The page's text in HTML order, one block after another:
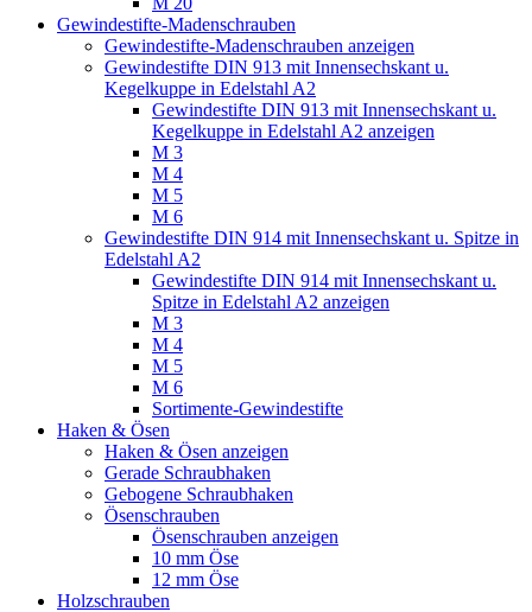
Gewindestifte-Madenschrauben
Gewindestifte-Madenschrauben anzeigen
Gewindestifte DIN 913 mit Innensechskant u.
Kegelkuppe in Edelstahl A2
Gewindestifte DIN 913 mit Innensechskant u.
Kegelkuppe in Edelstahl A2 anzeigen
M 3
M 4
M 5
M 6
Gewindestifte DIN 914 mit Innensechskant u. Spitze in
Edelstahl A2
Gewindestifte DIN 914 mit Innensechskant u.
Spitze in Edelstahl A2 anzeigen
M 3
M 4
M 5
M 6
Sortimente-Gewindestifte
Haken & Ösen
Haken & Ösen anzeigen
Gerade Schraubhaken
Gebogene Schraubhaken
Ösenschrauben
Ösenschrauben anzeigen
10 mm Öse
12 mm Öse
Holzschrauben